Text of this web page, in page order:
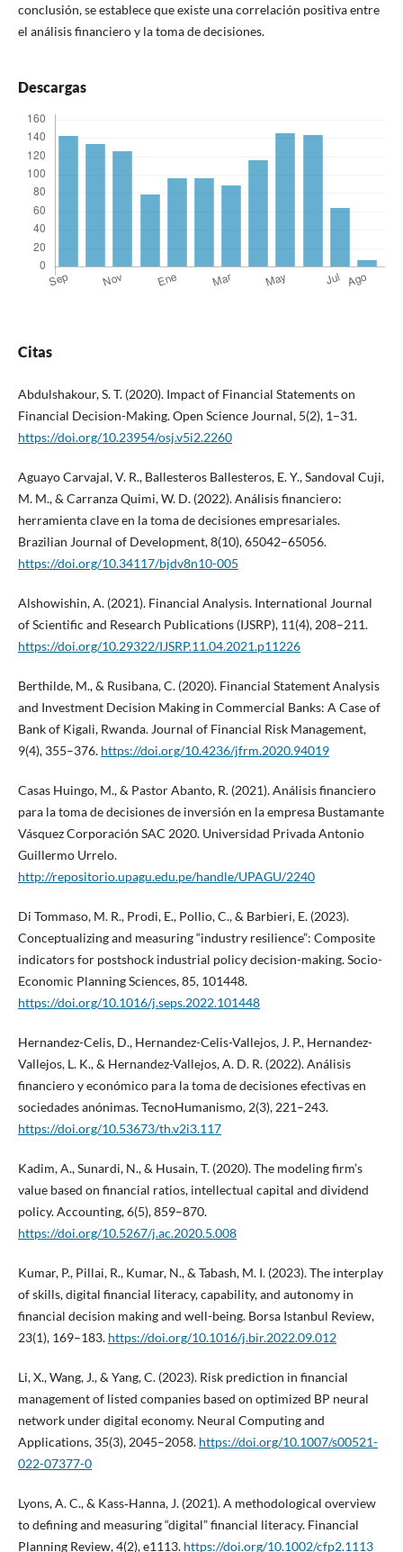
conclusión, se establece que existe una correlación positiva entre
el análisis financiero y la toma de decisiones.
Descargas
Citas
Abdulshakour, S. T. (2020). Impact of Financial Statements on
Financial Decision-Making. Open Science Journal, 5(2), 1–31.
https://doi.org/10.23954/osj.v5i2.2260
Aguayo Carvajal, V. R., Ballesteros Ballesteros, E. Y., Sandoval Cuji,
M. M., & Carranza Quimi, W. D. (2022). Análisis financiero:
herramienta clave en la toma de decisiones empresariales.
Brazilian Journal of Development, 8(10), 65042–65056.
https://doi.org/10.34117/bjdv8n10-005
Alshowishin, A. (2021). Financial Analysis. International Journal
of Scientific and Research Publications (IJSRP), 11(4), 208–211.
https://doi.org/10.29322/IJSRP.11.04.2021.p11226
Berthilde, M., & Rusibana, C. (2020). Financial Statement Analysis
and Investment Decision Making in Commercial Banks: A Case of
Bank of Kigali, Rwanda. Journal of Financial Risk Management,
9(4), 355–376. https://doi.org/10.4236/jfrm.2020.94019
Casas Huingo, M., & Pastor Abanto, R. (2021). Análisis financiero
para la toma de decisiones de inversión en la empresa Bustamante
Vásquez Corporación SAC 2020. Universidad Privada Antonio
Guillermo Urrelo.
http://repositorio.upagu.edu.pe/handle/UPAGU/2240
Di Tommaso, M. R., Prodi, E., Pollio, C., & Barbieri, E. (2023).
Conceptualizing and measuring “industry resilience”: Composite
indicators for postshock industrial policy decision-making. Socio-
Economic Planning Sciences, 85, 101448.
https://doi.org/10.1016/j.seps.2022.101448
Hernandez-Celis, D., Hernandez-Celis-Vallejos, J. P., Hernandez-
Vallejos, L. K., & Hernandez-Vallejos, A. D. R. (2022). Análisis
financiero y económico para la toma de decisiones efectivas en
sociedades anónimas. TecnoHumanismo, 2(3), 221–243.
https://doi.org/10.53673/th.v2i3.117
Kadim, A., Sunardi, N., & Husain, T. (2020). The modeling firm’s
value based on financial ratios, intellectual capital and dividend
policy. Accounting, 6(5), 859–870.
https://doi.org/10.5267/j.ac.2020.5.008
Kumar, P., Pillai, R., Kumar, N., & Tabash, M. I. (2023). The interplay
of skills, digital financial literacy, capability, and autonomy in
financial decision making and well-being. Borsa Istanbul Review,
23(1), 169–183. https://doi.org/10.1016/j.bir.2022.09.012
Li, X., Wang, J., & Yang, C. (2023). Risk prediction in financial
management of listed companies based on optimized BP neural
network under digital economy. Neural Computing and
Applications, 35(3), 2045–2058. https://doi.org/10.1007/s00521-
022-07377-0
Lyons, A. C., & Kass‐Hanna, J. (2021). A methodological overview
to defining and measuring “digital” financial literacy. Financial
Planning Review, 4(2), e1113. https://doi.org/10.1002/cfp2.1113